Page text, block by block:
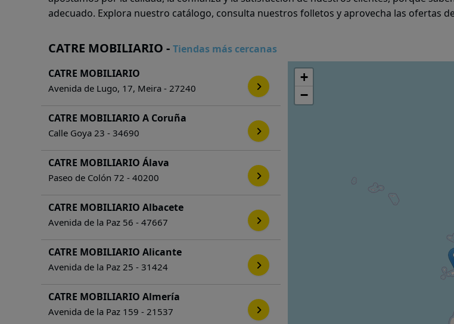
adecuado. Explora nuestro catálogo, consulta nuestros folletos y aprovecha las ofertas
CATRE MOBILIARIO - Tiendas más cercanas
CATRE MOBILIARIO
Avenida de Lugo, 17, Meira - 27240
CATRE MOBILIARIO A Coruña
Calle Goya 23 - 34690
CATRE MOBILIARIO Álava
Paseo de Colón 72 - 40200
CATRE MOBILIARIO Albacete
Avenida de la Paz 56 - 47667
CATRE MOBILIARIO Alicante
Avenida de la Paz 25 - 31424
CATRE MOBILIARIO Almería
Avenida de la Paz 159 - 21537
+
−